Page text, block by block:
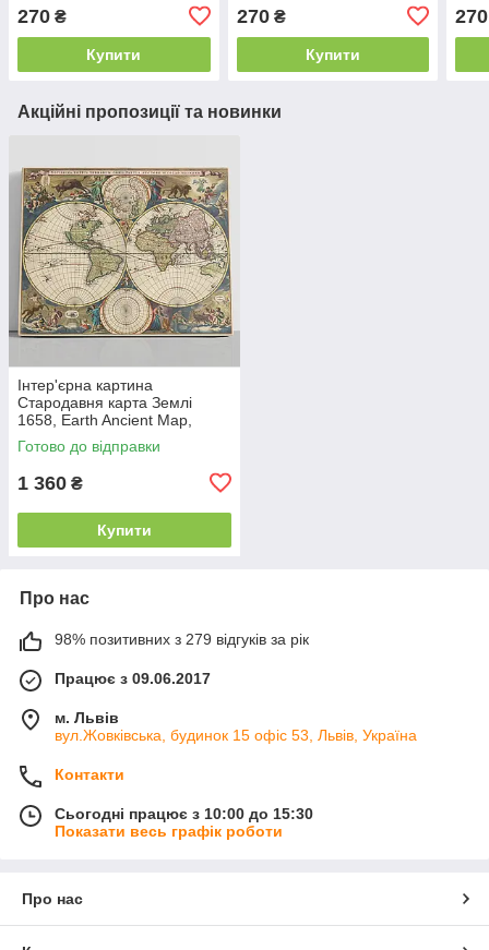
270 ₴
Купити
270₴
Купити
270
Акційні пропозиції та новинки
Інтер'єрна картина
Стародавня карта Землі
1658, Earth Ancient Map,
інтер'єрний декор, 60×75 см
Готово до відправки
1 360 ₴
Купити
Про нас
98% позитивних з 279 відгуків за рік
Працює з 09.06.2017
м. Львів
вул.Жовківська, будинок 15 офіс 53, Львів, Україна
Контакти
Сьогодні працює з 10:00 до 15:30
Показати весь графік роботи
Про нас